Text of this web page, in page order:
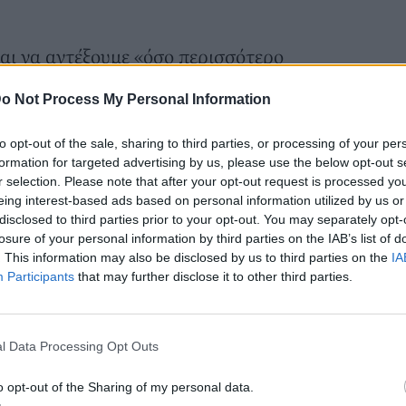
Not Process My Personal Information
opt-out of the sale, sharing to third parties, or processing of your
for targeted advertising by us, please use the below opt-out
selection. Please note that after your opt-out request is processed
interest-based ads based on personal information utilized by us
to third parties prior to your opt-out. You may separately
of your personal information by third parties on the IAB’s list of
This information may also be disclosed by us to third parties on the
Participants that may further disclose it to other third parties.
Data Processing Opt Outs
opt-out of the Sharing of my personal data.
να αντέξουμε «όσο περισσότερο
μια σταθερή θέση για αρκετό χρόνο
χωρίς να χαλάει η τεχνική. Και εδώ
δύναμη, η αντοχή των αρθρώσεων και η
χρόνια.
έμφαση στην ασφάλεια)
χρονικά διαστήματα ως πρακτική
Ωστόσο, ο χρόνος «μετρά» μόνο
σωστή. Καθώς περνούν τα
επιμένουμε σε πολύ μεγάλες
να κάνουμε πιο σύντομα σετ, αλλά
επαναλαμβάνουμε με συνέπεια.